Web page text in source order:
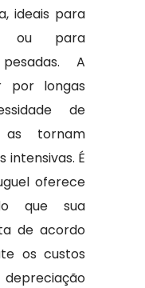
ideais para
ou para
A
por longas
de
as tornam
intensivas. É
oferece
que sua
de acordo
os custos